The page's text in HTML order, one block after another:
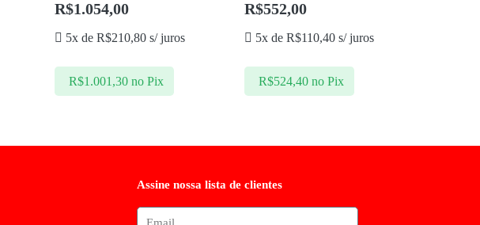
R$1.054,00
5x deR$210,80 s/ juros
R$1.001,30 no Pix
R$552,00
5x deR$110,40 s/ juros
R$524,40 no Pix
Assine nossa lista de clientes